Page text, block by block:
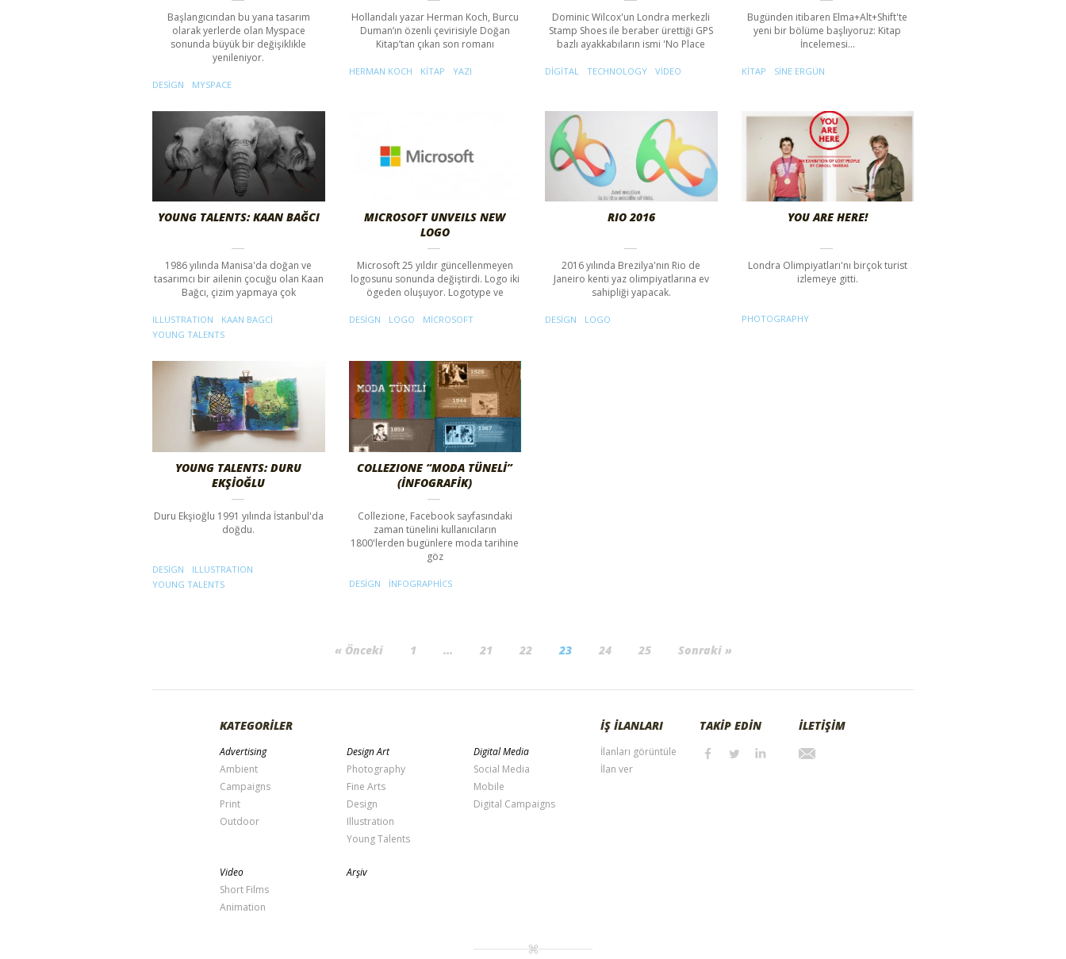
Başlangıcından bu yana tasarım
olarak yerlerde olan Myspace
sonunda büyük bir değişiklikle
yenileniyor.
DESIGN MYSPACE
Hollandalı yazar Herman Koch, Burcu
Duman’ın özenli çevirisiyle Doğan
Kitap’tan çıkan son romanı
HERMAN KOCH KITAP YAZI
Dominic Wilcox'un Londra merkezli
Stamp Shoes ile beraber ürettiği GPS
bazlı ayakkabıların ismi 'No Place
DIGITAL TECHNOLOGY VIDEO
Bugünden itibaren Elma+Alt+Shift'te
yeni bir bölüme başlıyoruz: Kitap
İncelemesi...
KITAP SINE ERGÜN
YOUNG TALENTS: KAAN BAĞCI
1986 yılında Manisa'da doğan ve
tasarımcı bir ailenin çocuğu olan Kaan
Bağcı, çizim yapmaya çok
ILLUSTRATION
KAAN BAGCI
YOUNG TALENTS
MICROSOFT UNVEILS NEW
LOGO
Microsoft 25 yıldır güncellenmeyen
logosunu sonunda değiştirdi. Logo iki
ögeden oluşuyor. Logotype ve
DESIGN LOGO MICROSOFT
RIO 2016
2016 yılında Brezilya'nın Rio de
Janeiro kenti yaz olimpiyatlarına ev
sahipliği yapacak.
DESIGN LOGO
YOU ARE HERE!
Londra Olimpiyatları'nı birçok turist
izlemeye gitti.
PHOTOGRAPHY
YOUNG TALENTS: DURU
EKŞİOĞLU
Duru Ekşioğlu 1991 yılında İstanbul'da
doğdu.
DESIGN
ILLUSTRATION
YOUNG TALENTS
COLLEZIONE “MODA TÜNELİ”
(İNFOGRAFIK)
Collezione, Facebook sayfasındaki
zaman tünelini kullanıcıların
1800'lerden bugünlere moda tarihine
göz
DESIGN INFOGRAPHICS
« Önceki 1 … 21 22 23 24 25 Sonraki »
KATEGORİLER
Advertising
Ambient
Campaigns
Print
Outdoor
Design Art
Photography
Fine Arts
Design
Illustration
Young Talents
Digital Media
Social Media
Mobile
Digital Campaigns
Video
Short Films
Animation
Arşiv
İŞ İLANLARI
İlanları görüntüle
İlan ver
TAKİP EDİN İLETİŞİM